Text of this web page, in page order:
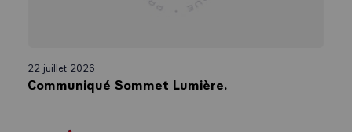
22 juillet 2026
Communiqué Sommet Lumière.